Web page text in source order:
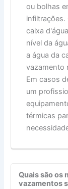
ou bolhas
infiltrações.
caixa
nível da
a água da
vazamento
Em casos
um
térmicas
Quais são os
vazamentos